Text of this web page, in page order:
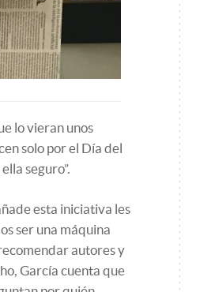
lo vieran unos
solo por el Día del
seguro”.
esta iniciativa les
ser una máquina
autores y
García cuenta que